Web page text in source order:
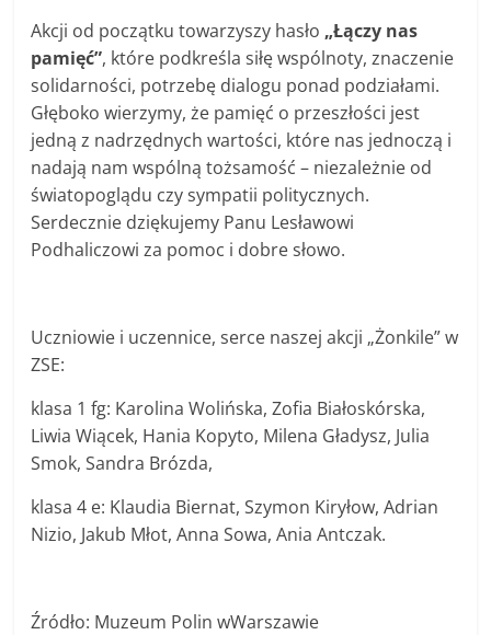
Akcji od początku towarzyszy hasło „Łączy nas
pamięć”, które podkreśla siłę wspólnoty, znaczenie
solidarności, potrzebę dialogu ponad podziałami.
Głęboko wierzymy, że pamięć o przeszłości jest
jedną z nadrzędnych wartości, które nas jednoczą i
nadają nam wspólną tożsamość – niezależnie od
światopoglądu czy sympatii politycznych.
Serdecznie dziękujemy Panu Lesławowi
Podhaliczowi za pomoc i dobre słowo.
Uczniowie i uczennice, serce naszej akcji „Żonkile” w
ZSE:
klasa 1 fg: Karolina Wolińska, Zofia Białoskórska,
Liwia Wiącek, Hania Kopyto, Milena Gładysz, Julia
Smok, Sandra Brózda,
klasa 4 e: Klaudia Biernat, Szymon Kiryłow, Adrian
Nizio, Jakub Młot, Anna Sowa, Ania Antczak.
Źródło: Muzeum Polin wWarszawie